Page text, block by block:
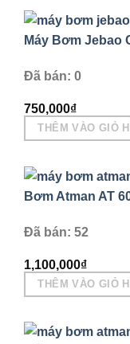
Máy Bơm Jebao
Đã bán: 0
750,000₫
THÊM VÀO GIỎ
Bơm Atman AT
Đã bán: 52
1,100,000₫
THÊM VÀO GIỎ